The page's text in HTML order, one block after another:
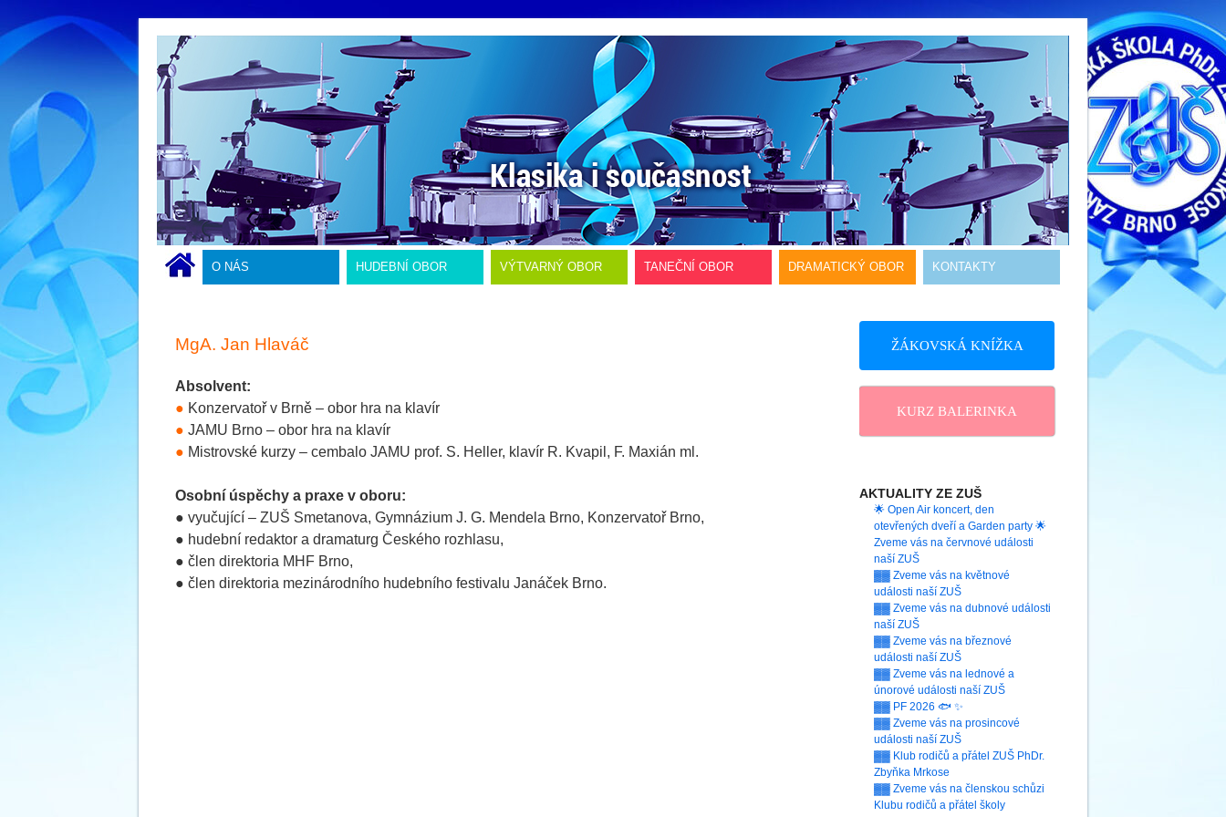
O NÁS HUDEBNÍ OBOR VÝTVARNÝ OBOR TANEČNÍ OBOR DRAMATICKÝ OBOR KONTAKTY
MgA. Jan Hlaváč
Absolvent:
● Konzervatoř v Brně – obor hra na klavír
● JAMU Brno – obor hra na klavír
● Mistrovské kurzy – cembalo JAMU prof. S. Heller, klavír R. Kvapil, F. Maxián ml.
Osobní úspěchy a praxe v oboru:
● vyučující – ZUŠ Smetanova, Gymnázium J. G. Mendela Brno, Konzervatoř Brno,
● hudební redaktor a dramaturg Českého rozhlasu,
● člen direktoria MHF Brno,
● člen direktoria mezinárodního hudebního festivalu Janáček Brno.
ŽÁKOVSKÁ KNÍŽKA
KURZ BALERINKA
AKTUALITY ZE ZUŠ
🌟 Open Air koncert, den
otevřených dveří a Garden party 🌟
Zveme vás na červnové události
naší ZUŠ
▓▓ Zveme vás na květnové
události naší ZUŠ
▓▓ Zveme vás na dubnové události
naší ZUŠ
▓▓ Zveme vás na březnové
události naší ZUŠ
▓▓ Zveme vás na lednové a
únorové události naší ZUŠ
▓▓ PF 2026 🐟 ✨
▓▓ Zveme vás na prosincové
události naší ZUŠ
▓▓ Klub rodičů a přátel ZUŠ PhDr.
Zbyňka Mrkose
▓▓ Zveme vás na členskou schůzi
Klubu rodičů a přátel školy